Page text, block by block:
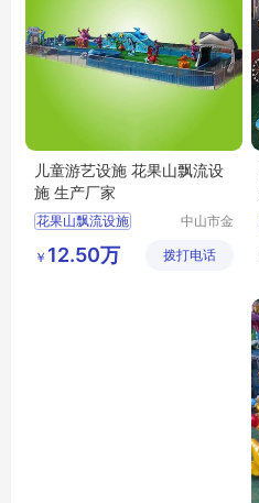
儿童游艺设施 花果山飘流设
施 生产厂家
花果山飘流设施
中山市金
备有限公
￥ 12.50万 拨打电话